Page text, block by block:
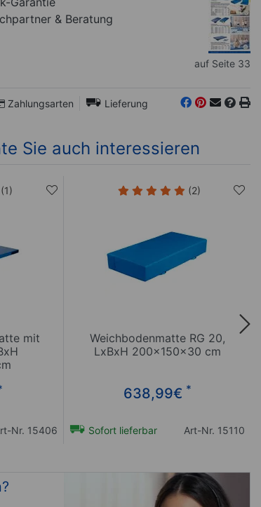
& Beratung
auf Seite 33
Zahlungsarten Lieferung
Sie auch interessieren
(1)
mit
Nr. 15406
(2)
Weichbodenmatte RG 20,
LxBxH 200x150x30 cm
638,99€ *
Sofort lieferbar Art-Nr. 15110